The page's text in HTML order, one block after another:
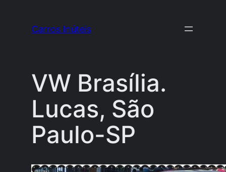
Carros Inúteis
VW Brasília.
Lucas, São
Paulo-SP